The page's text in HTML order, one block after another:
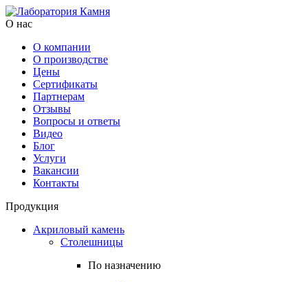
О нас
О компании
О производстве
Цены
Cертификаты
Партнерам
Отзывы
Вопросы и ответы
Видео
Блог
Услуги
Вакансии
Контакты
Продукция
Акриловый камень
Столешницы
По назначению